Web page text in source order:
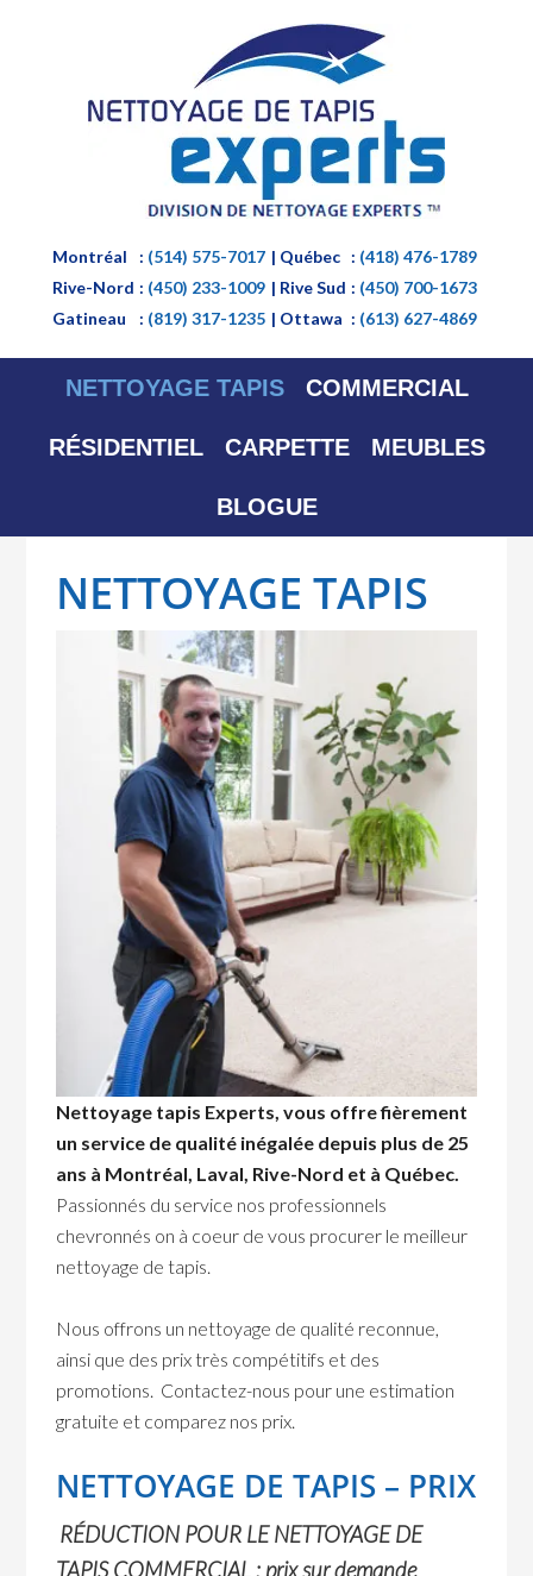
Montréal : (514) 575-7017 | Québec : (418) 476-1789
Rive-Nord : (450) 233-1009 | Rive Sud : (450) 700-1673
Gatineau
: (819) 317-1235 | Ottawa : (613) 627-4869
NETTOYAGE TAPIS COMMERCIAL
RÉSIDENTIEL CARPETTE MEUBLES
BLOGUE
NETTOYAGE TAPIS
Nettoyage tapis Experts, vous offre fièrement
un service de qualité inégalée depuis plus de 25
ans à Montréal, Laval, Rive-Nord et à Québec.
Passionnés du service nos professionnels
chevronnés on à coeur de vous procurer le meilleur
nettoyage de tapis.
Nous offrons un nettoyage de qualité reconnue,
ainsi que des prix très compétitifs et des
promotions. Contactez-nous pour une estimation
gratuite et comparez nos prix.
NETTOYAGE DE TAPIS – PRIX
RÉDUCTION POUR LE NETTOYAGE DE
TAPIS COMMERCIAL : prix sur demande